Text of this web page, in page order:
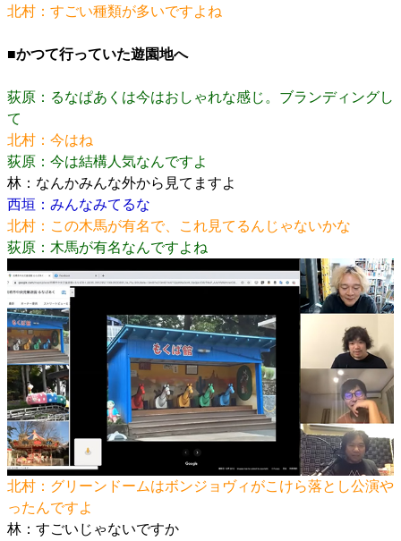
北村：すごい種類が多いですよね
■かつて行っていた遊園地へ
荻原：るなぱあくは今はおしゃれな感じ。ブランディングし
て
北村：今はね
荻原：今は結構人気なんですよ
林：なんかみんな外から見てますよ
西垣：みんなみてるな
北村：この木馬が有名で、これ見てるんじゃないかな
荻原：木馬が有名なんですよね
北村：グリーンドームはボンジョヴィがこけら落とし公演や
ったんですよ
林：すごいじゃないですか